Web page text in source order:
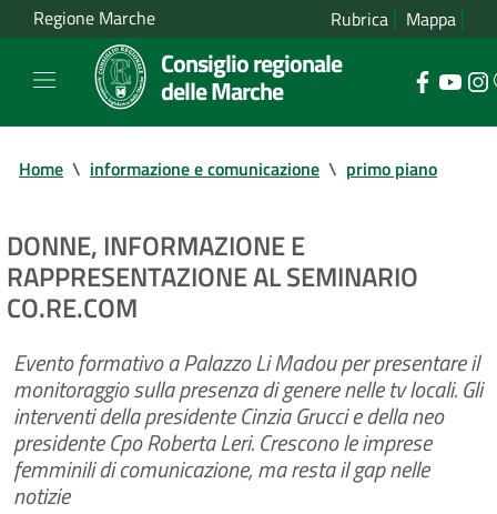
Regione Marche Rubrica Mappa
Consiglio regionale
delle Marche
Home \ informazione e comunicazione \ primo piano
DONNE, INFORMAZIONE E
RAPPRESENTAZIONE AL SEMINARIO
CO.RE.COM
Evento formativo a Palazzo Li Madou per presentare il
monitoraggio sulla presenza di genere nelle tv locali. Gli
interventi della presidente Cinzia Grucci e della neo
presidente Cpo Roberta Leri. Crescono le imprese
femminili di comunicazione, ma resta il gap nelle
notizie